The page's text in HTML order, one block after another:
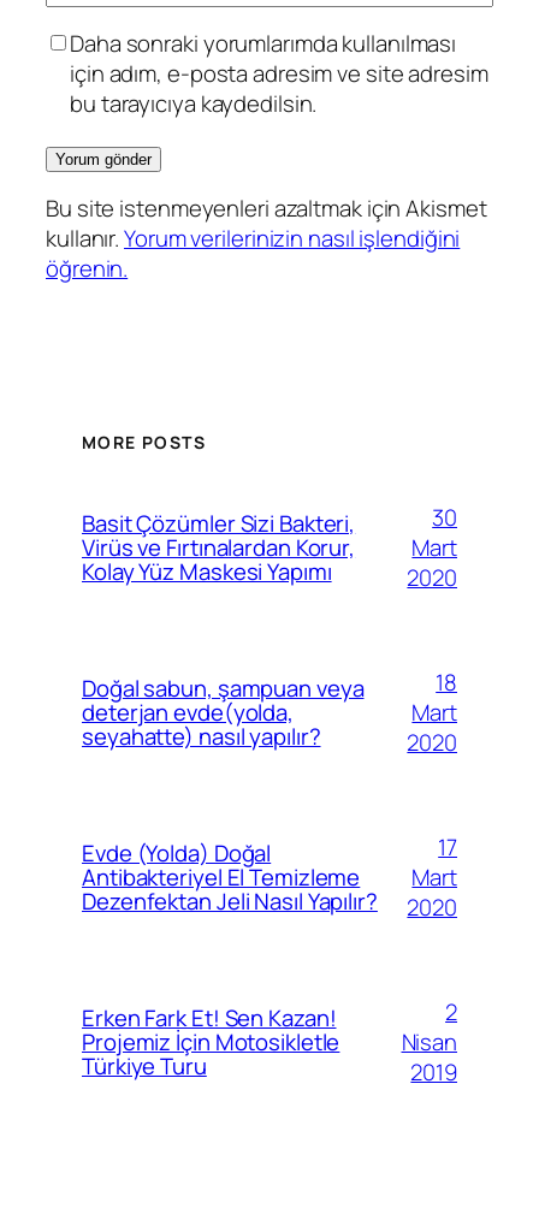
Daha sonraki yorumlarımda kullanılması
için adım, e-posta adresim ve site adresim
bu tarayıcıya kaydedilsin.
Bu site istenmeyenleri azaltmak için Akismet
kullanır.Yorum verilerinizin nasıl işlendiğini
öğrenin.
MORE POSTS
Basit Çözümler Sizi Bakteri,
Virüs ve Fırtınalardan Korur,
Kolay Yüz Maskesi Yapımı
30
Mart
2020
Doğal sabun, şampuan veya
deterjan evde(yolda,
seyahatte) nasıl yapılır?
18
Mart
2020
Evde (Yolda) Doğal
Antibakteriyel El Temizleme
Dezenfektan Jeli Nasıl Yapılır?
17
Mart
2020
Erken Fark Et! Sen Kazan!
Projemiz İçin Motosikletle
Türkiye Turu
2
Nisan
2019